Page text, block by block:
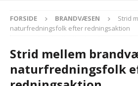
FORSIDE BRANDVÆSEN
Strid
naturfredningsfolk efter redningsaktion
Strid mellem
naturfredningsfolk